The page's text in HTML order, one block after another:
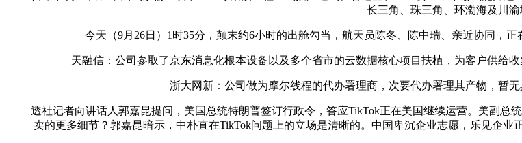
长三角、珠三角、环渤海及川渝
今天（9月26日）1时35分，颠末约6小时的出舱勾当，航天员陈冬、陈中瑞、亲近协同，正
天融信：公司参取了京东消息化根本设备以及多个省市的云数据核心项目扶植，为客户供给收
浙大网新：公司做为摩尔线程的代办署理商，次要代办署理其产物，暂无
透社记者向讲话人郭嘉昆提问，美国总统特朗普签订行政令，答应TikTok正在美国继续运营。美副总
卖的更多细节？郭嘉昆暗示，中朴直在TikTok问题上的立场是清晰的。中国卑沉企业志愿，乐见企业